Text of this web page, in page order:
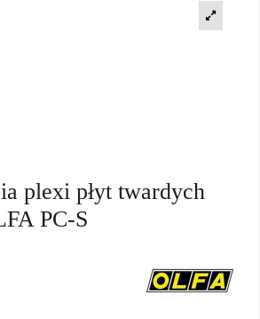
plexi płyt twardych
PC-S